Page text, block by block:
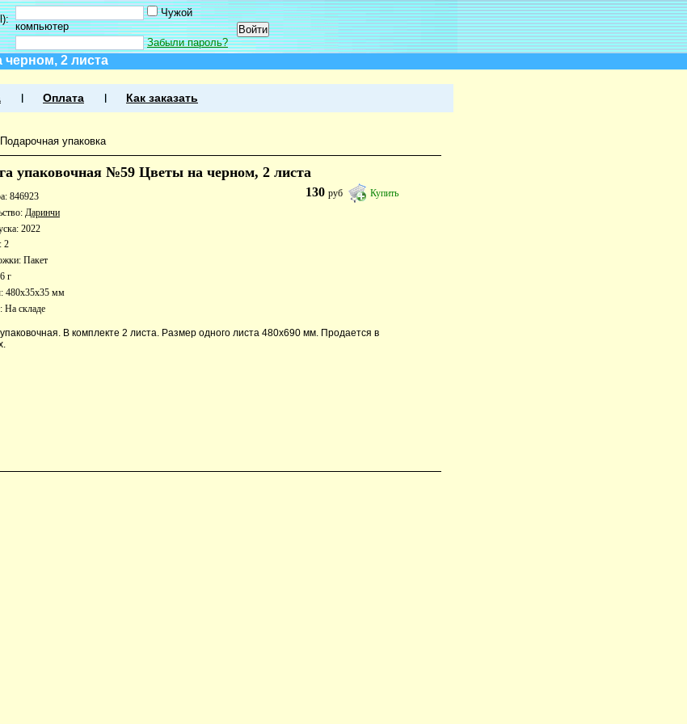
Чужой
компьютер
Забыли пароль?
2 листа
Оплата Как заказать
Подарочная упаковка
упаковочная №59 Цветы на черном, 2 листа
130руб Купить
846923
Даринчи
2022
2
Пакет
г
480x35x35 мм
На складе
В комплекте 2 листа. Размер одного листа 480х690 мм. Продается в